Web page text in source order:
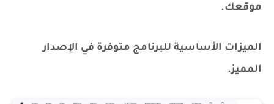
موقعك.
الميزات الأساسية للبرنامج متوفرة في الإصدار
المميز.